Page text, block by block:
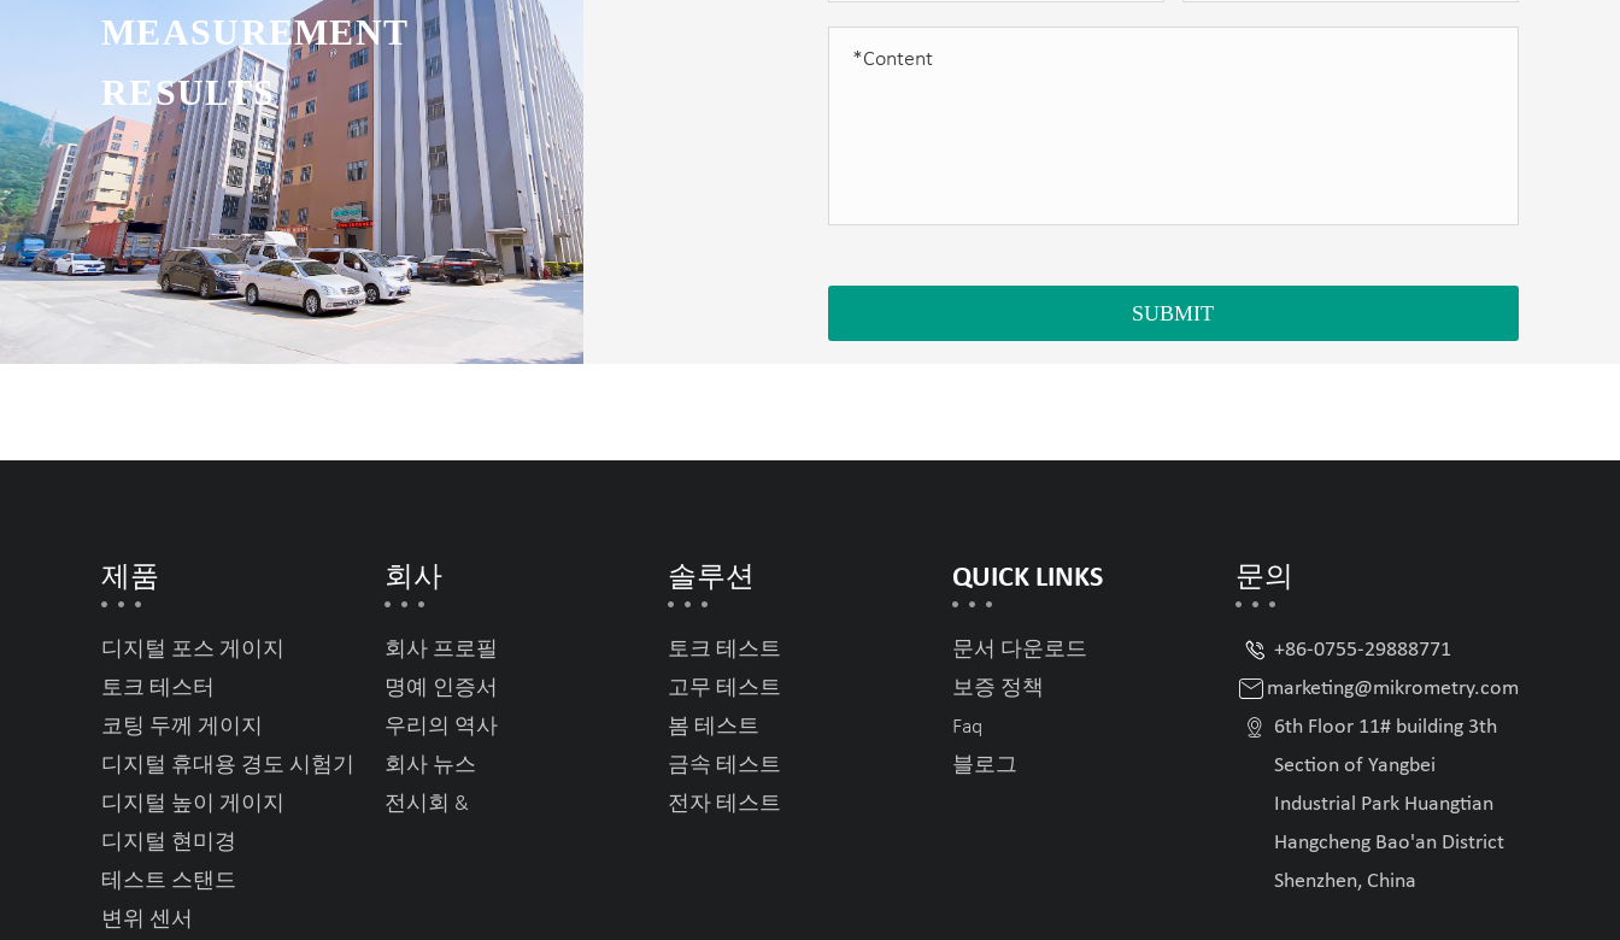
MEASUREMENT
RESULTS
SUBMIT
제품
디지털 포스 게이지
토크 테스터
코팅 두께 게이지
디지털 휴대용 경도 시험기
디지털 높이 게이지
디지털 현미경
테스트 스탠드
변위 센서
회사
회사 프로필
명예 인증서
우리의 역사
회사 뉴스
전시회 &
솔루션
토크 테스트
고무 테스트
봄 테스트
금속 테스트
전자 테스트
QUICK LINKS
문서 다운로드
보증 정책
Faq
블로그
문의
 +86-0755-29888771
 marketing@mikrometry.com
 6th Floor 11# building 3th
Section of Yangbei
Industrial Park Huangtian
Hangcheng Bao'an District
Shenzhen, China